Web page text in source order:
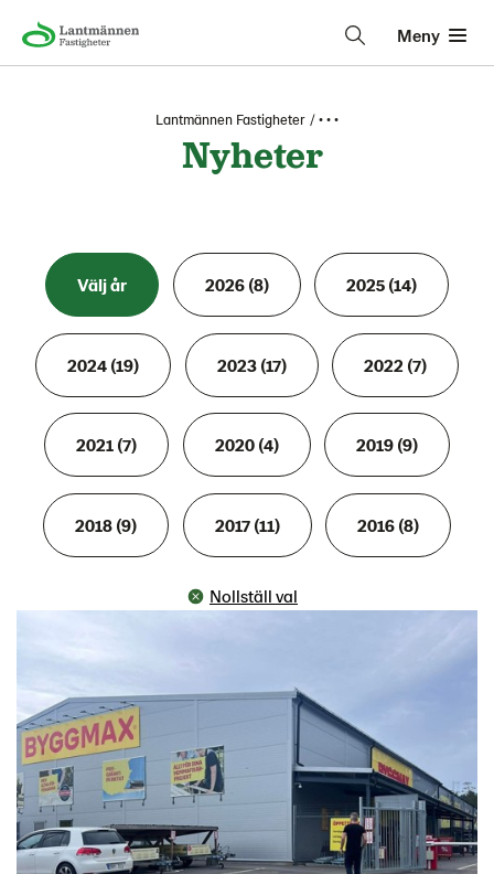
Meny
Lantmännen Fastigheter • • •
Nyheter
Välj år 2026 (8) 2025 (14)
2024 (19) 2023 (17) 2022 (7)
2021 (7) 2020 (4) 2019 (9)
2018 (9) 2017 (11) 2016 (8)
Nollställ val